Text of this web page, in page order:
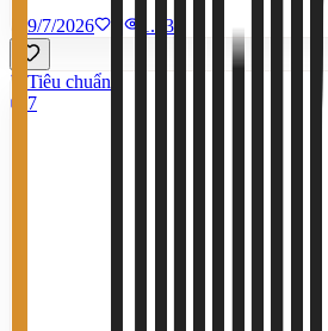
9/7/2026
1.633
Tiêu chuẩn
7